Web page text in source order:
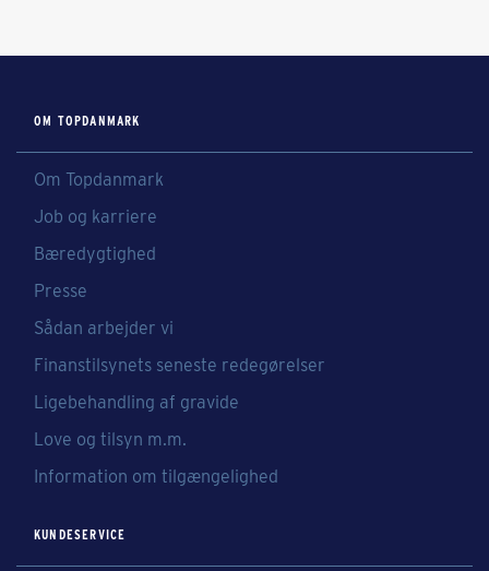
OM TOPDANMARK
Om Topdanmark
Job og karriere
Bæredygtighed
Presse
Sådan arbejder vi
Finanstilsynets seneste redegørelser
Ligebehandling af gravide
Love og tilsyn m.m.
Information om tilgængelighed
KUNDESERVICE